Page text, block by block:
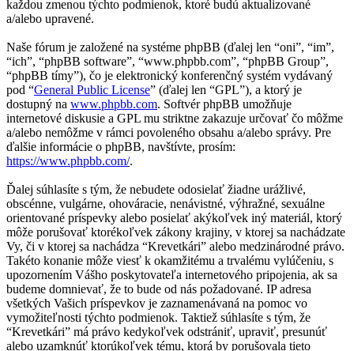
každou zmenou týchto podmienok, ktoré budú aktualizované
a/alebo upravené.
Naše fórum je založené na systéme phpBB (ďalej len “oni”, “im”,
“ich”, “phpBB software”, “www.phpbb.com”, “phpBB Group”,
“phpBB tímy”), čo je elektronický konferenčný systém vydávaný
pod “General Public License” (ďalej len “GPL”), a ktorý je
dostupný na www.phpbb.com. Softvér phpBB umožňuje
internetové diskusie a GPL mu striktne zakazuje určovať čo môžme
a/alebo nemôžme v rámci povoleného obsahu a/alebo správy. Pre
ďalšie informácie o phpBB, navštívte, prosím:
https://www.phpbb.com/.
Ďalej súhlasíte s tým, že nebudete odosielať žiadne urážlivé,
obscénne, vulgárne, ohováracie, nenávistné, výhražné, sexuálne
orientované príspevky alebo posielať akýkoľvek iný materiál, ktorý
môže porušovať ktorékoľvek zákony krajiny, v ktorej sa nachádzate
Vy, či v ktorej sa nachádza “Krevetkári” alebo medzinárodné právo.
Takéto konanie môže viesť k okamžitému a trvalému vylúčeniu, s
upozornením Vášho poskytovateľa internetového pripojenia, ak sa
budeme domnievať, že to bude od nás požadované. IP adresa
všetkých Vašich príspevkov je zaznamenávaná na pomoc vo
vymožiteľnosti týchto podmienok. Taktiež súhlasíte s tým, že
“Krevetkári” má právo kedykoľvek odstrániť, upraviť, presunúť
alebo uzamknúť ktorúkoľvek tému, ktorá by porušovala tieto